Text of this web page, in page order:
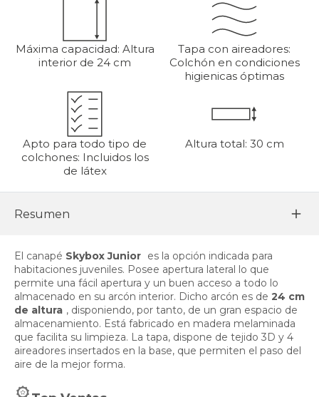
Máxima capacidad: Altura
interior de 24 cm
Tapa con aireadores:
Colchón en condiciones
higienicas óptimas
Apto para todo tipo de
colchones: Incluidos los
de látex
Altura total: 30 cm
Resumen
El canapé Skybox Junior es la opción indicada para
habitaciones juveniles. Posee apertura lateral lo que
permite una fácil apertura y un buen acceso a todo lo
almacenado en su arcón interior. Dicho arcón es de 24 cm
de altura , disponiendo, por tanto, de un gran espacio de
almacenamiento. Está fabricado en madera melaminada
que facilita su limpieza. La tapa, dispone de tejido 3D y 4
aireadores insertados en la base, que permiten el paso del
aire de la mejor forma.